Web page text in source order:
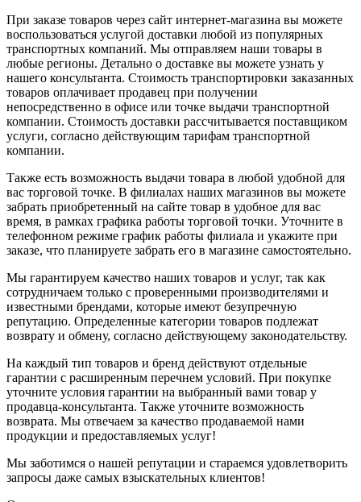
При заказе товаров через сайт интернет-магазина вы можете
воспользоваться услугой доставки любой из популярных
транспортных компаний. Мы отправляем наши товары в
любые регионы. Детально о доставке вы можете узнать у
нашего консультанта. Стоимость транспортировки заказанных
товаров оплачивает продавец при получении
непосредственно в офисе или точке выдачи транспортной
компании. Стоимость доставки рассчитывается поставщиком
услуги, согласно действующим тарифам транспортной
компании.
Также есть возможность выдачи товара в любой удобной для
вас торговой точке. В филиалах наших магазинов вы можете
забрать приобретенный на сайте товар в удобное для вас
время, в рамках графика работы торговой точки. Уточните в
телефонном режиме график работы филиала и укажите при
заказе, что планируете забрать его в магазине самостоятельно.
Мы гарантируем качество наших товаров и услуг, так как
сотрудничаем только с проверенными производителями и
известными брендами, которые имеют безупречную
репутацию. Определенные категории товаров подлежат
возврату и обмену, согласно действующему законодательству.
На каждый тип товаров и бренд действуют отдельные
гарантии с расширенным перечнем условий. При покупке
уточните условия гарантии на выбранный вами товар у
продавца-консультанта. Также уточните возможность
возврата. Мы отвечаем за качество продаваемой нами
продукции и предоставляемых услуг!
Мы заботимся о нашей репутации и стараемся удовлетворить
запросы даже самых взыскательных клиентов!